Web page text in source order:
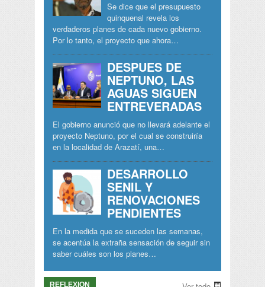
Se dice que el presupuesto
quinquenal revela los
verdaderos planes de cada nuevo gobierno.
Por lo tanto, el proyecto que ahora…
DESPUES DE
NEPTUNO, LAS
AGUAS SIGUEN
ENTREVERADAS
El gobierno anunció que no llevará adelante el
proyecto Neptuno, por el cual se construiría
en la localidad de Arazatí, una…
DESARROLLO
SENIL Y
RENOVACIONES
PENDIENTES
En la medida que se suceden las semanas,
se acentúa la extraña sensación de seguir sin
saber cuáles son los planes…
REFLEXION